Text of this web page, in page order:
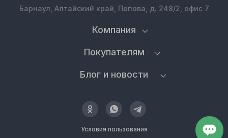
Условия пользования
Компания
Покупателям
Блог и новости
Барнаул, Алтайский край, Попова, д. 248/2, офис 7